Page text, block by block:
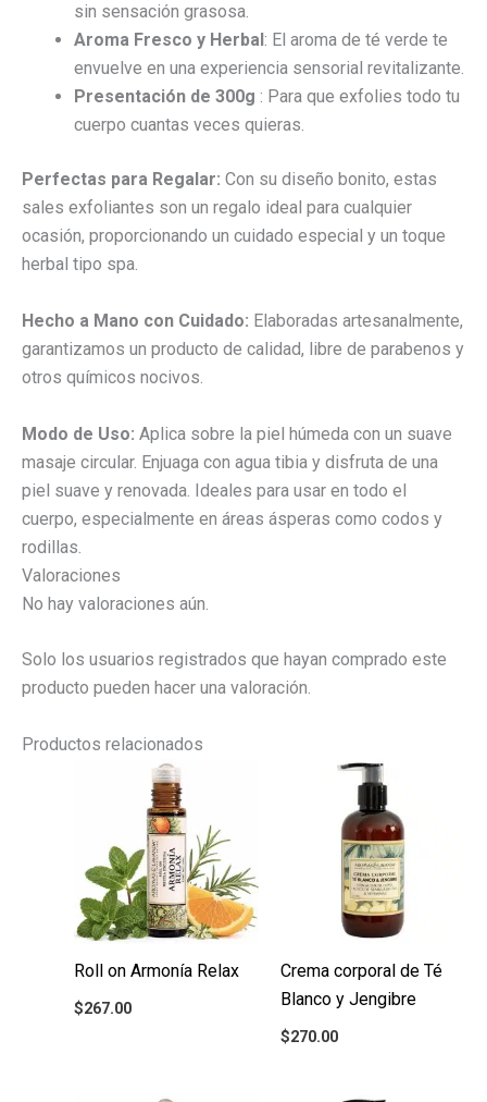
sin sensación grasosa.
Aroma Fresco y Herbal : El aroma de té verde te
envuelve en una experiencia sensorial revitalizante.
Presentación de 300g : Para que exfolies todo tu
cuerpo cuantas veces quieras.
Perfectas para Regalar: Con su diseño bonito, estas
sales exfoliantes son un regalo ideal para cualquier
ocasión, proporcionando un cuidado especial y un toque
herbal tipo spa.
Hecho a Mano con Cuidado: Elaboradas artesanalmente,
garantizamos un producto de calidad, libre de parabenos y
otros químicos nocivos.
Modo de Uso: Aplica sobre la piel húmeda con un suave
masaje circular. Enjuaga con agua tibia y disfruta de una
piel suave y renovada. Ideales para usar en todo el
cuerpo, especialmente en áreas ásperas como codos y
rodillas.
Valoraciones
No hay valoraciones aún.
Solo los usuarios registrados que hayan comprado este
producto pueden hacer una valoración.
Productos relacionados
Roll on Armonía Relax
$267.00
Crema corporal de Té
Blanco y Jengibre
$270.00